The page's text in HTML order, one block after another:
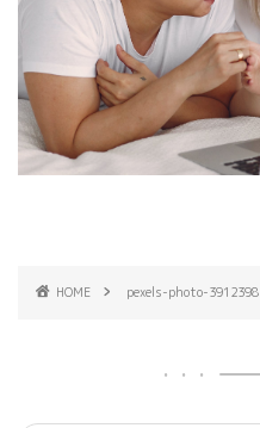
HOME pexels-photo-3912398